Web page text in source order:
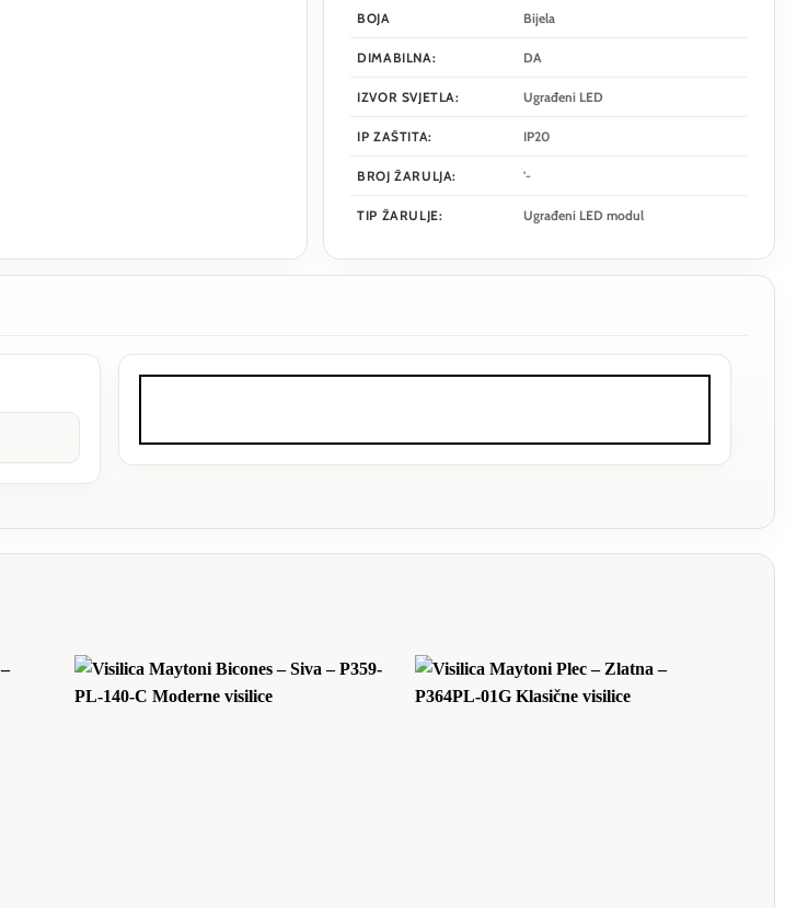
BOJA Bijela
DIMABILNA: DA
IZVOR SVJETLA: Ugrađeni LED
IP ZAŠTITA: IP20
BROJ ŽARULJA: '-
TIP ŽARULJE: Ugrađeni LED modul